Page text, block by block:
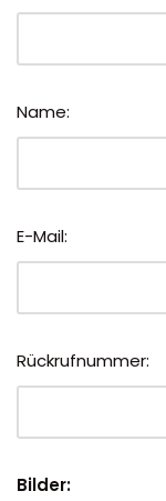
Name:
E-Mail:
Rückrufnummer:
Bilder: